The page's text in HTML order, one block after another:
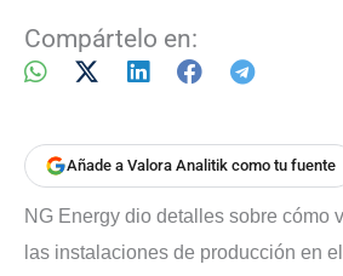
Compártelo en:
Añade a Valora Analitik como tu fuente
NG Energy dio detalles sobre cómo
las instalaciones de producción en